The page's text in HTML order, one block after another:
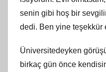
senin gibi hoş bir
dedi. Ben yine teşekkür
Üniversitedeyken
birkaç gün önce